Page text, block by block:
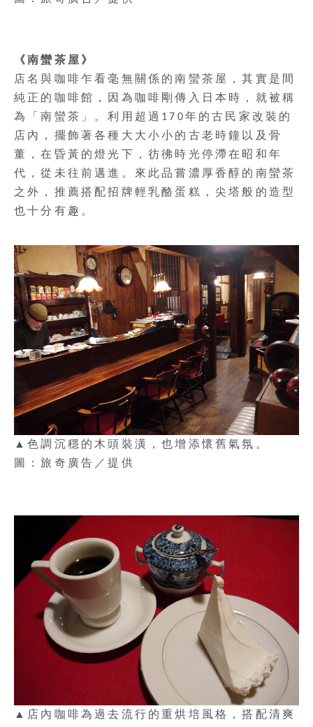
《南蠻茶屋》
店名與咖啡乍看毫無關係的南蠻茶屋，其實是間
純正的咖啡館，因為咖啡剛傳入日本時，就被稱
為「南蠻茶」。利用超過170年的古民家改裝的
店內，擺飾著各種大大小小的古老時鐘以及骨
董，在昏黃的燈光下，彷彿時光停滯在昭和年
代，從未往前邁進。來此品嘗濃厚香醇的南蠻茶
之外，推薦搭配招牌輕乳酪蛋糕，尖塔般的造型
也十分有趣。
▲色調沉穩的木頭裝潢，也增添懷舊氣氛。
圖：旅奇廣告／提供
▲店內咖啡為過去流行的重烘培風格，搭配清爽